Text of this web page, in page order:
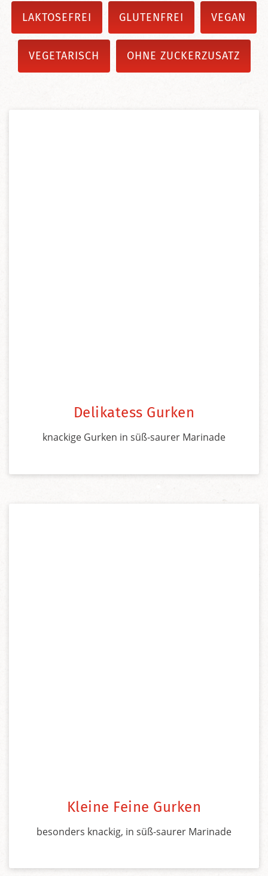
LAKTOSEFREI GLUTENFREI VEGAN
VEGETARISCH OHNE ZUCKERZUSATZ
Delikatess Gurken
knackige Gurken in süß-saurer Marinade
Kleine Feine Gurken
besonders knackig, in süß-saurer Marinade